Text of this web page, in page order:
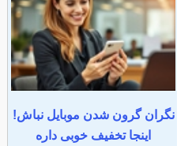
نگران گرون شدن موبایل نباش!
اینجا تخفیف خوبی داره